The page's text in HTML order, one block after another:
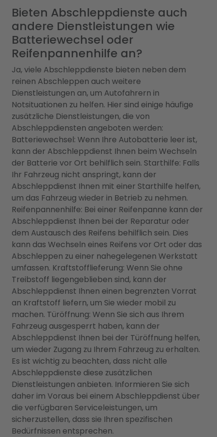
Bieten Abschleppdienste auch
andere Dienstleistungen wie
Batteriewechsel oder
Reifenpannenhilfe an?
Ja, viele Abschleppdienste bieten neben dem
reinen Abschleppen auch weitere
Dienstleistungen an, um Autofahrern in
Notsituationen zu helfen. Hier sind einige häufige
zusätzliche Dienstleistungen, die von
Abschleppdiensten angeboten werden:
Batteriewechsel: Wenn Ihre Autobatterie leer ist,
kann der Abschleppdienst Ihnen beim Wechseln
der Batterie vor Ort behilflich sein. Starthilfe: Falls
Ihr Fahrzeug nicht anspringt, kann der
Abschleppdienst Ihnen mit einer Starthilfe helfen,
um das Fahrzeug wieder in Betrieb zu nehmen.
Reifenpannenhilfe: Bei einer Reifenpanne kann der
Abschleppdienst Ihnen bei der Reparatur oder
dem Austausch des Reifens behilflich sein. Dies
kann das Wechseln eines Reifens vor Ort oder das
Abschleppen zu einer nahegelegenen Werkstatt
umfassen. Kraftstofflieferung: Wenn Sie ohne
Treibstoff liegengeblieben sind, kann der
Abschleppdienst Ihnen einen begrenzten Vorrat
an Kraftstoff liefern, um Sie wieder mobil zu
machen. Türöffnung: Wenn Sie sich aus Ihrem
Fahrzeug ausgesperrt haben, kann der
Abschleppdienst Ihnen bei der Türöffnung helfen,
um wieder Zugang zu Ihrem Fahrzeug zu erhalten.
Es ist wichtig zu beachten, dass nicht alle
Abschleppdienste diese zusätzlichen
Dienstleistungen anbieten. Informieren Sie sich
daher im Voraus bei einem Abschleppdienst über
die verfügbaren Serviceleistungen, um
sicherzustellen, dass sie Ihren spezifischen
Bedürfnissen entsprechen.